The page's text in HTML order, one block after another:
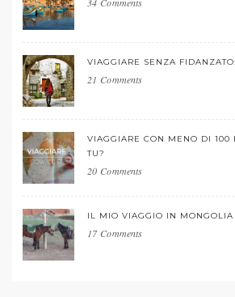
34 Comments
VIAGGIARE SENZA
21 Comments
VIAGGIARE CON MENO DI 100
TU?
20 Comments
IL MIO VIAGGIO IN MONGOLIA
17 Comments